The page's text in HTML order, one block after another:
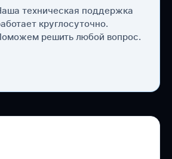
техническая поддержка
круглосуточно.
решить любой вопрос.